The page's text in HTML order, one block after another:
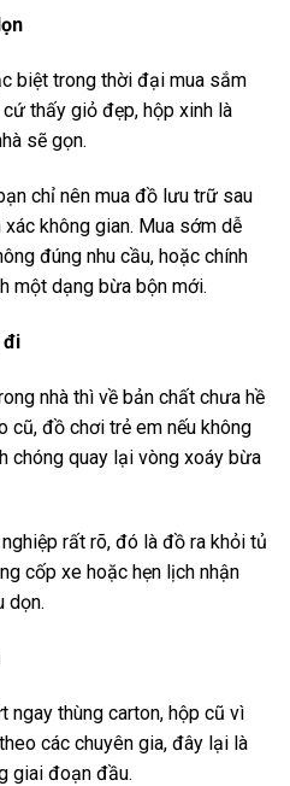
biệt trong thời đại mua sắm
thấy giỏ đẹp, hộp xinh là
sẽ gọn.
chỉ nên mua đồ lưu trữ sau
không gian. Mua sớm dễ
đúng nhu cầu, hoặc chính
một dạng bừa bộn mới.
đi
nhà thì về bản chất chưa hề
cũ, đồ chơi trẻ em nếu không
chóng quay lại vòng xoáy bừa
rất rõ, đó là đồ ra khỏi tủ
cốp xe hoặc hẹn lịch nhận
dọn.
ngay thùng carton, hộp cũ vì
các chuyên gia, đây lại là
giai đoạn đầu.